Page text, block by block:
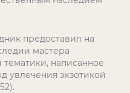
предоставил на
мастера
написанное
увлечения экзотикой